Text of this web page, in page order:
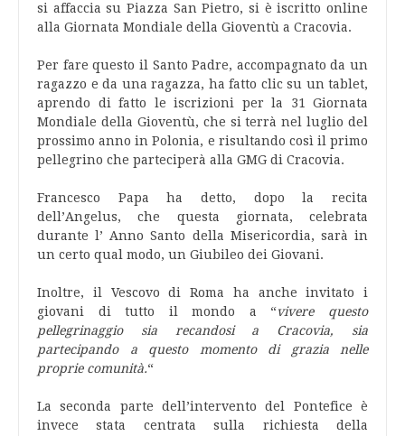
si affaccia su Piazza San Pietro, si è iscritto online
alla Giornata Mondiale della Gioventù a Cracovia.
Per fare questo il Santo Padre, accompagnato da un
ragazzo e da una ragazza, ha fatto clic su un tablet,
aprendo di fatto le iscrizioni per la 31 Giornata
Mondiale della Gioventù, che si terrà nel luglio del
prossimo anno in Polonia, e risultando così il primo
pellegrino che parteciperà alla GMG di Cracovia.
Francesco Papa ha detto, dopo la recita
dell’Angelus, che questa giornata, celebrata
durante l’ Anno Santo della Misericordia, sarà in
un certo qual modo, un Giubileo dei Giovani.
Inoltre, il Vescovo di Roma ha anche invitato i
giovani di tutto il mondo a “vivere questo
pellegrinaggio sia recandosi a Cracovia, sia
partecipando a questo momento di grazia nelle
proprie comunità.“
La seconda parte dell’intervento del Pontefice è
invece stata centrata sulla richiesta della